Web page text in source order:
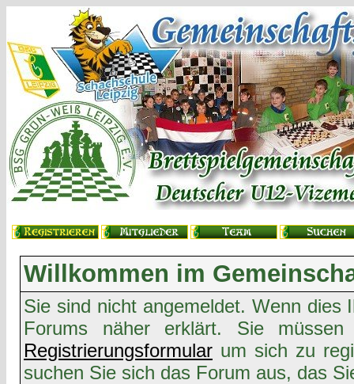
Willkommen im
Sie sind nicht angemeldet. Wenn
Forums näher erklärt. Sie
Registrierungsformular um sich zu
suchen Sie sich das Forum aus, das